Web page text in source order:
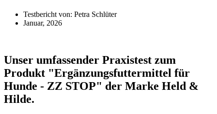
Testbericht von: Petra Schlüter
Januar, 2026
Unser umfassender Praxistest zum
Produkt "Ergänzungsfuttermittel für
Hunde - ZZ STOP" der Marke Held &
Hilde.